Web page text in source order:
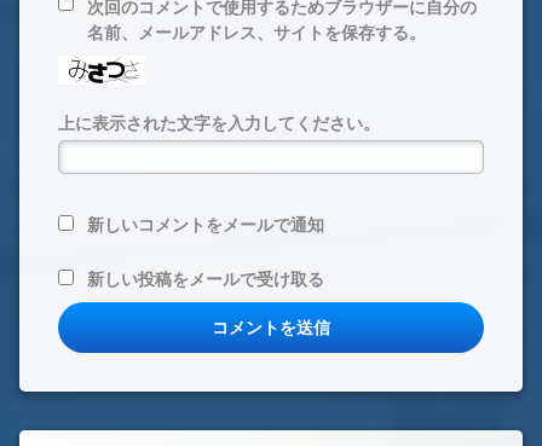
次回のコメントで使用するためブラウザーに自分の
名前、メールアドレス、サイトを保存する。
上に表示された文字を入力してください。
新しいコメントをメールで通知
新しい投稿をメールで受け取る